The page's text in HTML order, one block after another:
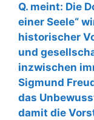
Q. meint: Die
einer Seele“
historischer
und
inzwischen
Sigmund
das
damit die